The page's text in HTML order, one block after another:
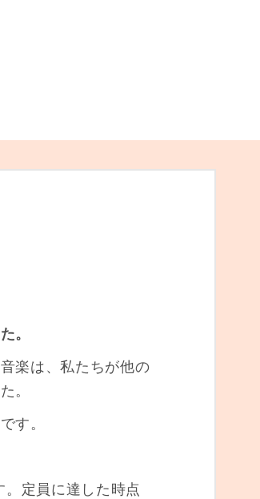
。
楽は、私たちが他の
。
す。
定員に達した時点